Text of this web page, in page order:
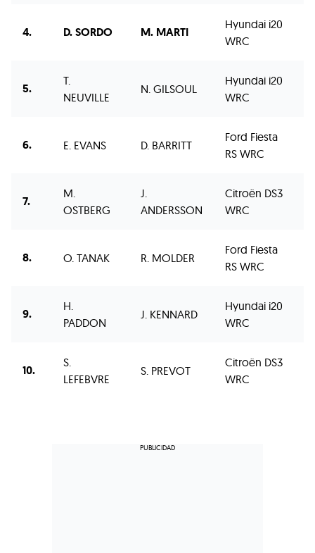
4. D. SORDO M. MARTI
Hyundai i20
WRC
5.
T.
NEUVILLE
N. GILSOUL
Hyundai i20
WRC
6. E. EVANS D. BARRITT
Ford Fiesta
RS WRC
7.
M.
OSTBERG
J.
ANDERSSON
Citroën DS3
WRC
8. O. TANAK R. MOLDER
Ford Fiesta
RS WRC
9.
H.
PADDON
J. KENNARD
Hyundai i20
WRC
10.
S.
LEFEBVRE
S. PREVOT
Citroën DS3
WRC